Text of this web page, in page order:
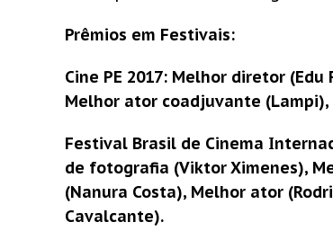
Prêmios em Festivais:
Cine PE 2017: Melhor diretor
Melhor ator coadjuvante (Lampi),
Festival Brasil de Cinema
de fotografia (Viktor Ximenes),
(Nanura Costa), Melhor ator
Cavalcante).